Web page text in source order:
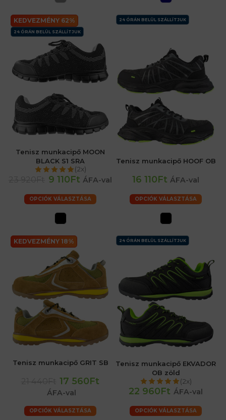
KEDVEZMÉNY 62%
24 ÓRÁN BELÜL SZÁLLÍTJUK
Tenisz munkacipő MOON
BLACK S1 SRA
(2x)
9 110Ft ÁFA-val
OPCIÓK VÁLASZTÁSA
24 ÓRÁN BELÜL SZÁLLÍTJUK
Tenisz munkacipő HOOF OB
16 110Ft ÁFA-val
OPCIÓK VÁLASZTÁSA
KEDVEZMÉNY 18%
Tenisz munkacipő GRIT SB
17 560Ft
ÁFA-val
OPCIÓK VÁLASZTÁSA
24 ÓRÁN BELÜL SZÁLLÍTJUK
Tenisz munkacipő EKVADOR
OB zöld
(2x)
22 960Ft ÁFA-val
OPCIÓK VÁLASZTÁSA